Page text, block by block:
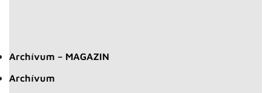
Archívum – MAGAZIN
Archívum